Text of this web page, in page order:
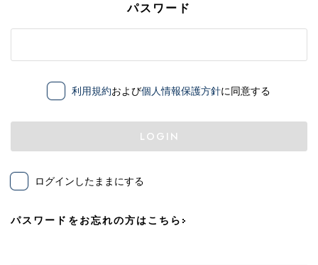
パスワード
利用規約および個人情報保護方針に同意する
LOGIN
ログインしたままにする
パスワードをお忘れの方はこちら